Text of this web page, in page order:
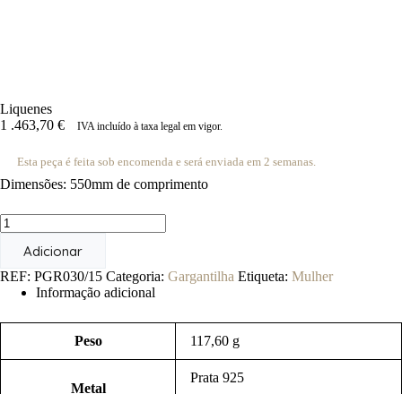
Liquenes
1 .463,70 € IVA incluído à taxa legal em vigor.
Esta peça é feita sob encomenda e será enviada em 2 semanas.
Dimensões: 550mm de comprimento
Quantidade
de
LiquenesAdicionar
REF: PGR030/15 Categoria: Gargantilha Etiqueta: Mulher
Informação adicional
Peso 117,60 g
Metal
Prata 925